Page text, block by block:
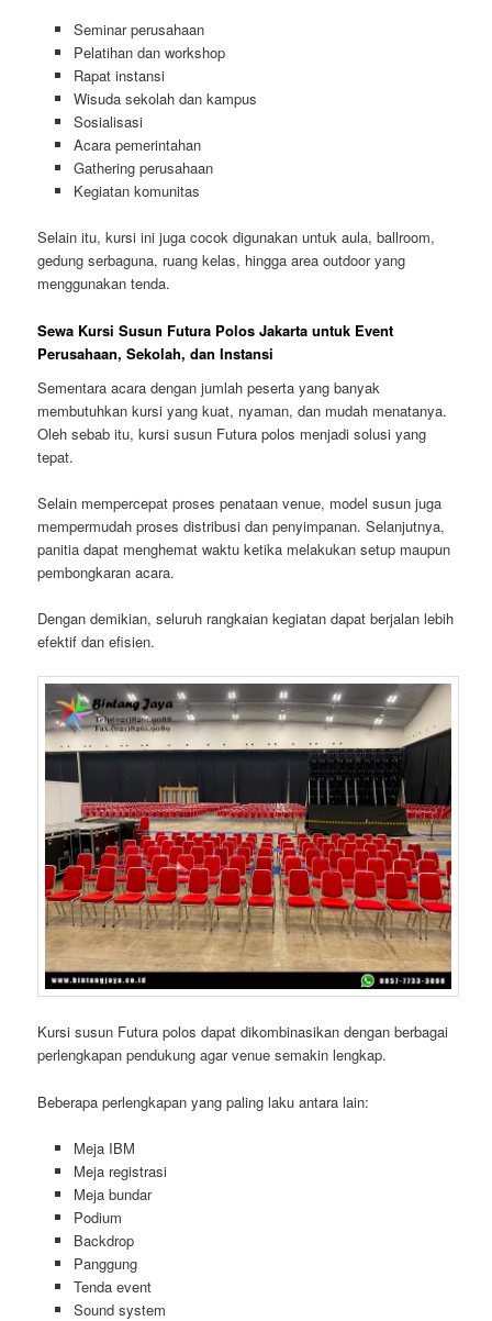
Seminar perusahaan
Pelatihan dan workshop
Rapat instansi
Wisuda sekolah dan kampus
Sosialisasi
Acara pemerintahan
Gathering perusahaan
Kegiatan komunitas
Selain itu, kursi ini juga cocok digunakan untuk aula, ballroom,
gedung serbaguna, ruang kelas, hingga area outdoor yang
menggunakan tenda.
Sewa Kursi Susun Futura Polos Jakarta untuk Event
Perusahaan, Sekolah, dan Instansi
Sementara acara dengan jumlah peserta yang banyak
membutuhkan kursi yang kuat, nyaman, dan mudah menatanya.
Oleh sebab itu, kursi susun Futura polos menjadi solusi yang
tepat.
Selain mempercepat proses penataan venue, model susun juga
mempermudah proses distribusi dan penyimpanan. Selanjutnya,
panitia dapat menghemat waktu ketika melakukan setup maupun
pembongkaran acara.
Dengan demikian, seluruh rangkaian kegiatan dapat berjalan lebih
efektif dan efisien.
Kursi susun Futura polos dapat dikombinasikan dengan berbagai
perlengkapan pendukung agar venue semakin lengkap.
Beberapa perlengkapan yang paling laku antara lain:
Meja IBM
Meja registrasi
Meja bundar
Podium
Backdrop
Panggung
Tenda event
Sound system